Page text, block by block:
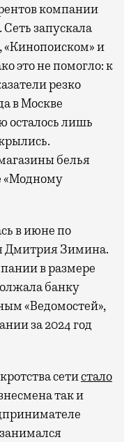
компании
Сеть запускала
«Кинопоиском» и
это не помогло: к
резко
в Москве
осталось лишь
белья
«Модному
в июне по
Дмитрия Зимина.
в размере
банку
«Ведомостей»,
за 2024 год
сетистало
так и